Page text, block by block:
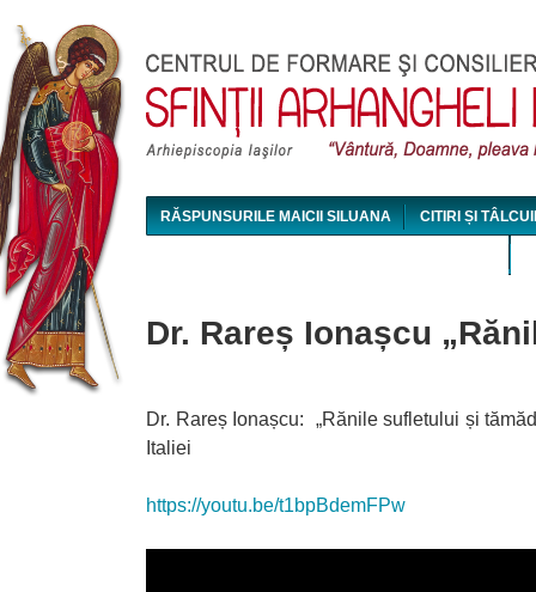
RĂSPUNSURILE MAICII SILUANA CITIRI ȘI
Dr. Rareș Ionașcu
Dr. Rareș Ionașcu: „Rănile sufletului și
Italiei
https://youtu.be/t1bpBdemFPw